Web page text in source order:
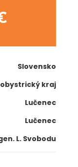
Slovensko
kraj
Lučenec
Lučenec
L. Svobodu